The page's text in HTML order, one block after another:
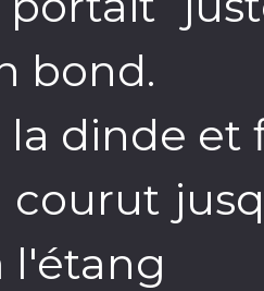
bond.
la dinde et
courut
l'étang